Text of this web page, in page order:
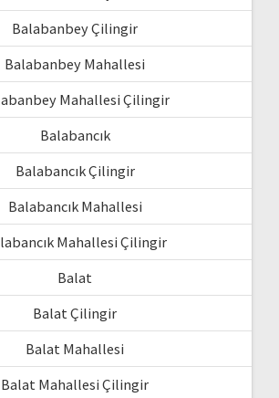
Balabanbey Çilingir
Balabanbey Mahallesi
Mahallesi Çilingir
Balabancık
Balabancık Çilingir
Balabancık Mahallesi
Mahallesi Çilingir
Balat
Balat Çilingir
Balat Mahallesi
Balat Mahallesi Çilingir